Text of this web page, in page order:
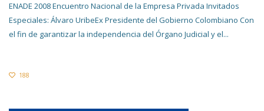
ENADE 2008 Encuentro Nacional de la Empresa Privada Invitados
Especiales: Álvaro UribeEx Presidente del Gobierno Colombiano Con
el fin de garantizar la independencia del Órgano Judicial y el...
188